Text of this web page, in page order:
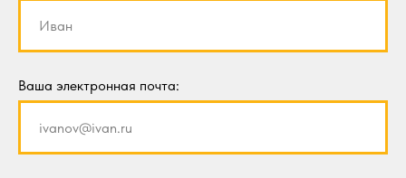
Ваша электронная почта: